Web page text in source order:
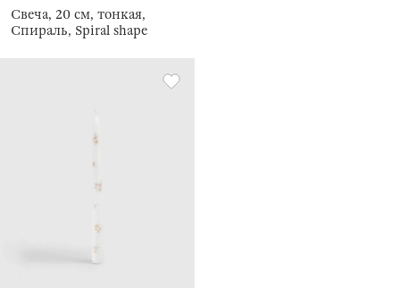
Свеча, 20 см, тонкая,
Спираль, Spiral shape